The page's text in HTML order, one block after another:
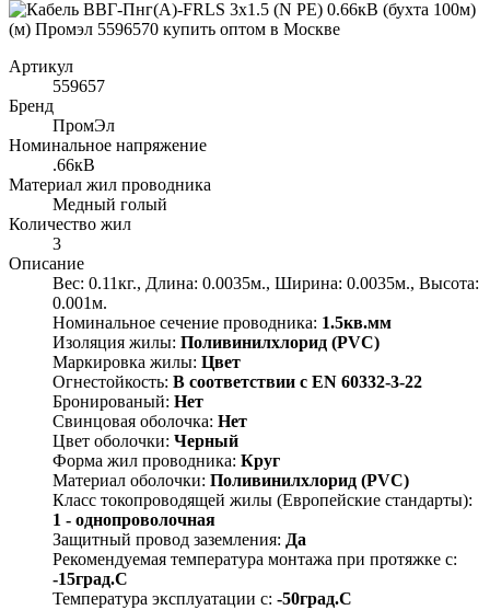
Артикул
559657
Бренд
ПромЭл
Номинальное напряжение
.66кВ
Материал жил проводника
Медный голый
Количество жил
3
Описание
Вес: 0.11кг., Длина: 0.0035м., Ширина: 0.0035м., Высота:
0.001м.
Номинальное сечение проводника: 1.5кв.мм
Изоляция жилы: Поливинилхлорид (PVC)
Маркировка жилы: Цвет
Огнестойкость: В соответствии с EN 60332-3-22
Бронированый: Нет
Свинцовая оболочка: Нет
Цвет оболочки: Черный
Форма жил проводника: Круг
Материал оболочки: Поливинилхлорид (PVC)
Класс токопроводящей жилы (Европейские стандарты):
1 - однопроволочная
Защитный провод заземления: Да
Рекомендуемая температура монтажа при протяжке с:
-15град.C
Температура эксплуатации с: -50град.C